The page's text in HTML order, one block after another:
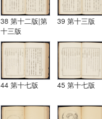
38 第十二版|第
十三版
39 第十三版
44 第十七版 45 第十七版